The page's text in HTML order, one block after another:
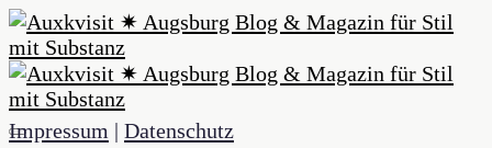
Impressum | Datenschutz